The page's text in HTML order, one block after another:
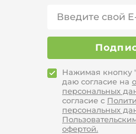
Нажимая кнопку
даю согласие на
персональных
согласие с
персональных
офертой.